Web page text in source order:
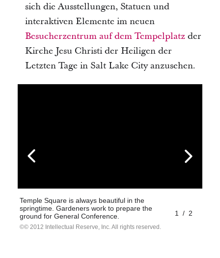
sich die Ausstellungen, Statuen und
interaktiven Elemente im neuen
Besucherzentrum auf dem Tempelplatzder
Kirche Jesu Christi der Heiligen der
Letzten Tage in Salt Lake City anzusehen.
Temple Square is always beautiful in the
springtime. Gardeners work to prepare the
ground for General Conference.
© 2012 Intellectual Reserve, Inc. All rights reserved.
1 / 2